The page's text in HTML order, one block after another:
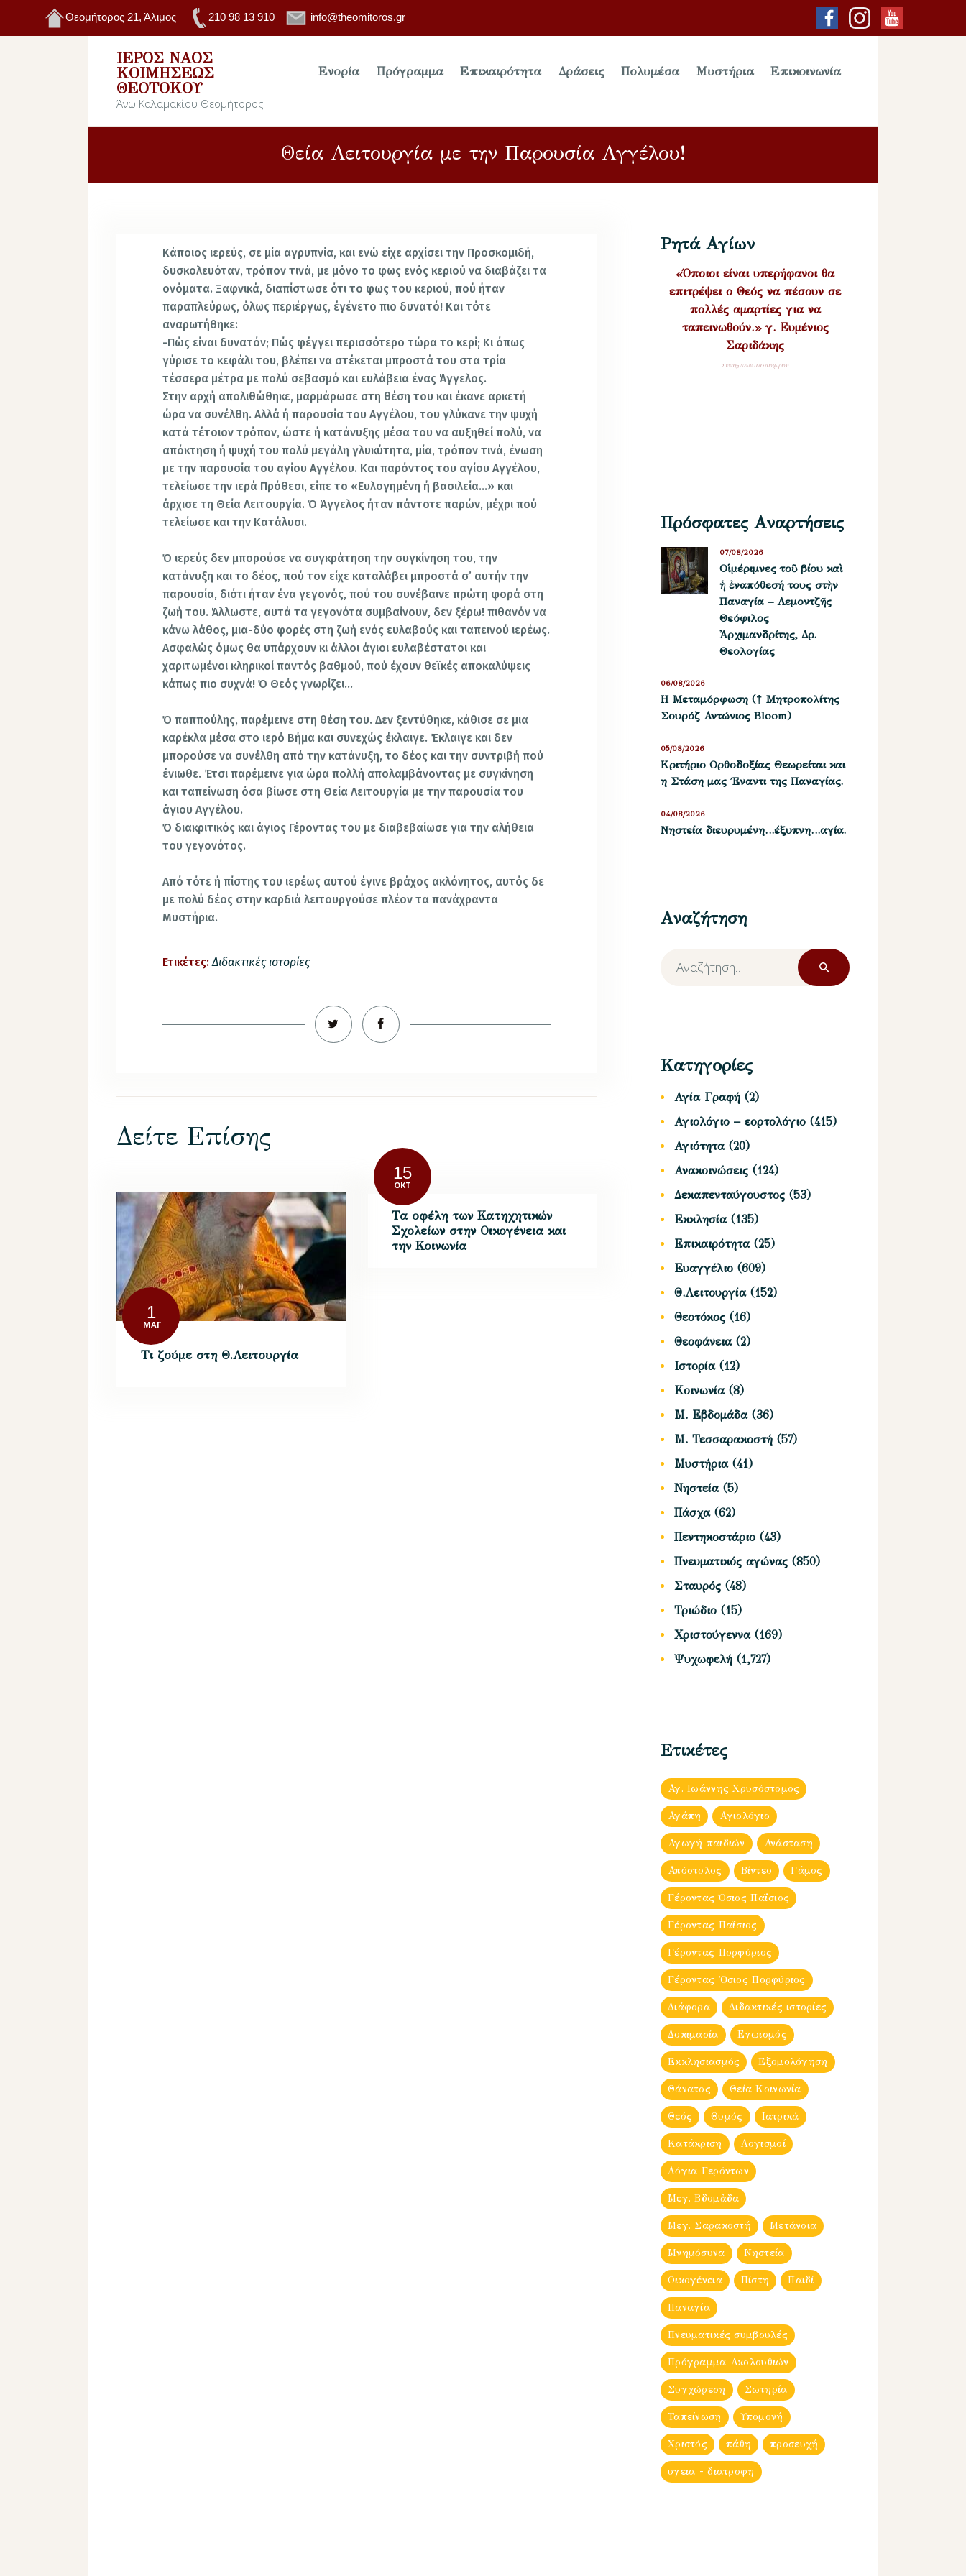
Θεομήτορος 21, Άλιμος 210 98 13 910 info@theomitoros.gr
ΙΕΡΌΣ ΝΑΌΣ
ΚΟΙΜΉΣΕΩΣ
ΘΕΟΤΌΚΟΥ
Άνω Καλαμακίου Θεομήτορος
Ενορία Πρόγραμμα Επικαιρότητα Δράσεις Πολυμέσα Μυστήρια Επικοινωνία
Θεία Λειτουργία με την Παρουσία Αγγέλου!
Κάποιος ιερεύς, σε μία αγρυπνία, και ενώ είχε αρχίσει την Προσκομιδή,
δυσκολευόταν, τρόπον τινά, με μόνο το φως ενός κεριού να διαβάζει τα
ονόματα. Ξαφνικά, διαπίστωσε ότι το φως του κεριού, πού ήταν
παραπλεύρως, όλως περιέργως, έγένετο πιο δυνατό! Και τότε
αναρωτήθηκε:
-Πώς είναι δυνατόν; Πώς φέγγει περισσότερο τώρα το κερί; Κι όπως
γύρισε το κεφάλι του, βλέπει να στέκεται μπροστά του στα τρία
τέσσερα μέτρα με πολύ σεβασμό και ευλάβεια ένας Άγγελος.
Στην αρχή απολιθώθηκε, μαρμάρωσε στη θέση του και έκανε αρκετή
ώρα να συνέλθη. Αλλά ή παρουσία του Αγγέλου, του γλύκανε την ψυχή
κατά τέτοιον τρόπον, ώστε ή κατάνυξης μέσα του να αυξηθεί πολύ, να
απόκτηση ή ψυχή του πολύ μεγάλη γλυκύτητα, μία, τρόπον τινά, ένωση
με την παρουσία του αγίου Αγγέλου. Και παρόντος του αγίου Αγγέλου,
τελείωσε την ιερά Πρόθεσι, είπε το «Ευλογημένη ή βασιλεία…» και
άρχισε τη Θεία Λειτουργία. Ό Άγγελος ήταν πάντοτε παρών, μέχρι πού
τελείωσε και την Κατάλυσι.
Ό ιερεύς δεν μπορούσε να συγκράτηση την συγκίνηση του, την
κατάνυξη και το δέος, πού τον είχε καταλάβει μπροστά σ’ αυτήν την
παρουσία, διότι ήταν ένα γεγονός, πού του συνέβαινε πρώτη φορά στη
ζωή του. Άλλωστε, αυτά τα γεγονότα συμβαίνουν, δεν ξέρω! πιθανόν να
κάνω λάθος, μια-δύο φορές στη ζωή ενός ευλαβούς και ταπεινού ιερέως.
Ασφαλώς όμως θα υπάρχουν κι άλλοι άγιοι ευλαβέστατοι και
χαριτωμένοι κληρικοί παντός βαθμού, πού έχουν θεϊκές αποκαλύψεις
κάπως πιο συχνά! Ό Θεός γνωρίζει…
Ό παππούλης, παρέμεινε στη θέση του. Δεν ξεντύθηκε, κάθισε σε μια
καρέκλα μέσα στο ιερό Βήμα και συνεχώς έκλαιγε. Έκλαιγε και δεν
μπορούσε να συνέλθη από την κατάνυξη, το δέος και την συντριβή πού
ένιωθε. Έτσι παρέμεινε για ώρα πολλή απολαμβάνοντας με συγκίνηση
και ταπείνωση όσα βίωσε στη Θεία Λειτουργία με την παρουσία του
άγιου Αγγέλου.
Ό διακριτικός και άγιος Γέροντας του με διαβεβαίωσε για την αλήθεια
του γεγονότος.
Από τότε ή πίστης του ιερέως αυτού έγινε βράχος ακλόνητος, αυτός δε
με πολύ δέος στην καρδιά λειτουργούσε πλέον τα πανάχραντα
Μυστήρια.
Ετικέτες: Διδακτικές ιστορίες
Δείτε Επίσης
1
ΜΆΙ
Τι ζούμε στη Θ.Λειτουργία
15
ΟΚΤ
Τα οφέλη των Κατηχητικών
Σχολείων στην Οικογένεια και
την Κοινωνία
Ρητά Αγίων
«Όποιοι είναι υπερήφανοι θα
επιτρέψει ο Θεός να πέσουν σε
πολλές αμαρτίες για να
ταπεινωθούν.» γ. Ευμένιος
Σαριδάκης
Σύναξη Νέων Παλαιοχωρίου
Πρόσφατες Αναρτήσεις
Οἱ μέριμνες τοῦ βίου καὶ
ἡ ἐναπόθεσή τους στὴν
Παναγία – Λεμοντζῆς
Θεόφιλος
Ἀρχιμανδρίτης, Δρ.
Θεολογίας
07/08/2026
Η Μεταμόρφωση († Μητροπολίτης
Σουρόζ Αντώνιος Bloom)
06/08/2026
Kριτήριο Oρθοδοξίας Θεωρείται και
η Στάση μας ΄Εναντι της Παναγίας.
05/08/2026
Νηστεία διευρυμένη…έξυπνη…αγία.
04/08/2026
Αναζήτηση
Αναζήτηση
για:
Κατηγορίες
Αγία Γραφή (2)
Αγιολόγιο – εορτολόγιο (415)
Αγιότητα(20)
Ανακοινώσεις (124)
Δεκαπενταύγουστος (53)
Εκκλησία(135)
Επικαιρότητα(25)
Ευαγγέλιο (609)
Θ.Λειτουργία(152)
Θεοτόκος (16)
Θεοφάνεια(2)
Ιστορία(12)
Κοινωνία(8)
Μ. Εβδομάδα(36)
Μ. Τεσσαρακοστή (57)
Μυστήρια(41)
Νηστεία(5)
Πάσχα(62)
Πεντηκοστάριο (43)
Πνευματικός αγώνας (850)
Σταυρός (48)
Τριώδιο (15)
Χριστούγεννα(169)
Ψυχωφελή (1,727)
Ετικέτες
Αγ. Ιωάννης Χρυσόστομος
Αγάπη Αγιολόγιο
Αγωγή παιδιών Ανάσταση
Απόστολος Βίντεο Γάμος
Γέροντας Όσιος Παΐσιος
Γέροντας Παΐσιος
Γέροντας Πορφύριος
Γέροντας Ὀσιος Πορφύριος
Διάφορα Διδακτικές ιστορίες
Δοκιμασία Εγωισμός
Εκκλησιασμός Εξομολόγηση
Θάνατος Θεία Κοινωνία
Θεός Θυμός Ιατρικά
Κατάκριση Λογισμοί
Λόγια Γερόντων
Μεγ. Βδομἀδα
Μεγ. Σαρακοστή Μετάνοια
Μνημόσυνα Νηστεία
Οικογένεια Πίστη Παιδί
Παναγία
Πνευματικές συμβουλές
Πρόγραμμα Ακολουθιών
Συγχώρεση Σωτηρία
Ταπείνωση Υπομονή
Χριστός πάθη προσευχή
υγεια - διατροφη